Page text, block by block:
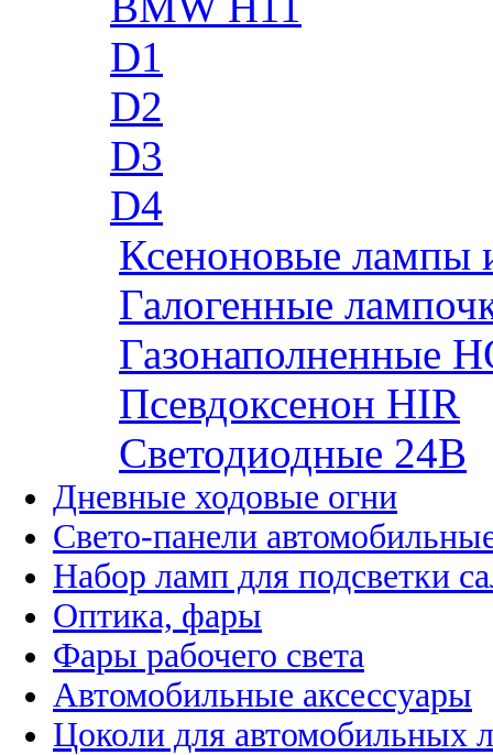
D1
D2
D3
D4
Ксеноновые лампы
Галогенные
Газонаполненные
Псевдоксенон HIR
Cветодиодные 24B
Дневные ходовые огни
Свето-панели
Набор ламп для подсветки
Оптика, фары
Фары рабочего света
Автомобильные аксессуары
Цоколи для автомобильных